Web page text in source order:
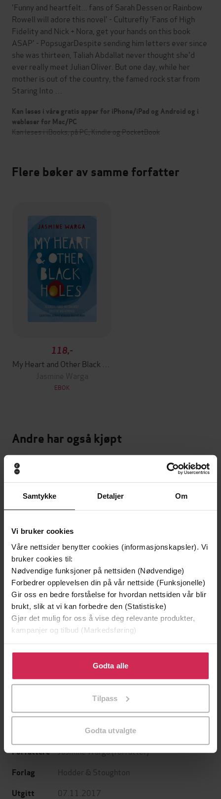
Samtykke Detaljer Om
Vi bruker cookies
Våre nettsider benytter cookies (informasjonskapsler). Vi
bruker cookies til:
Nødvendige funksjoner på nettsiden (Nødvendige)
Forbedrer opplevelsen din på vår nettside (Funksjonelle)
Gir oss en bedre forståelse for hvordan nettsiden vår blir
brukt, slik at vi kan forbedre den (Statistiske)
Gjør det mulig for oss å vise deg relevante produkter,
kampanjer og tilbud (Markedsføring)
Klikk på «Godta alle» for å gi oss ditt samtykke til å
bruke cookies for alle disse formålene. Du kan også
tilpasse ditt samtykke til spesifikke formål ved å klikke
Godta alle
Tilpass
Godta utvalgte
'Funny and heartfelt... fans of Sarah Dessen or Rainbow
Rowell will adore this novel' - Culturefly 'Fans of High
Fidelity and Nick + Nora, get your hands on this book
ASAP' - PopsugarDespite sending him letters ever since
she was thirteen, Taliah Abdallat never thought she'd
ever really meet Julian Oliver. But one day, while her
mother is out of the country, the famed rock star from
Staring Into …
Kan leses i våre gratis apper for iPhone/iPad og Android og i
webleser for Mac/PC
Kan leses i iBooks, på PC, Kindle og PocketBook
Flere bøker av samme forfatter
118,-
Jasmine Warga
EBOK
Andre har også kjøpt
129,-
Minnesota
EBOK
Premium
129,-
EBOK
bestselling author of MY HEART AND
OTHER BLACK HOLES
Forfattere Jasmine Warga(forfatter)
Forlag Hodder & Stoughton
Utgitt 07.11.2017